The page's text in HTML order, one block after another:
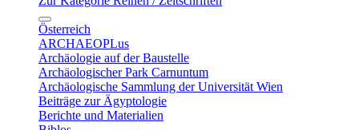
Österreich
ARCHAEOPLus
Archäologie auf der Baustelle
Archäologischer Park Carnuntum
Archäologische Sammlung der Universität Wien
Beiträge zur Ägyptologie
Berichte und Materialien